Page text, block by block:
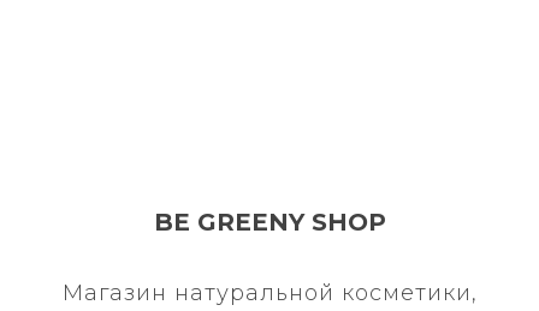
BE GREENY SHOP
Магазин натуральной косметики,